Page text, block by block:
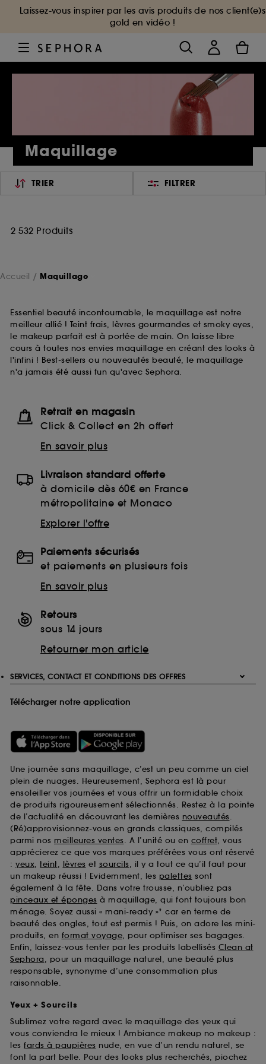
Laissez-vous inspirer par les avis produits de nos client(e)s
gold en vidéo !
Maquillage
TRIER FILTRER
2 532 Produits
Accueil Maquillage
Essentiel beauté incontournable, le maquillage est notre
meilleur allié ! Teint frais, lèvres gourmandes et smoky eyes,
le makeup parfait est à portée de main. On laisse libre
cours à toutes nos envies maquillage en créant des looks à
l'infini ! Best-sellers ou nouveautés beauté, le maquillage
n'a jamais été aussi fun qu'avec Sephora.
Retrait en magasin
Click & Collect en 2h offert
En savoir plus
Livraison standard offerte
à domicile dès 60€ en France
métropolitaine et Monaco
Explorer l'offre
Paiements sécurisés
et paiements en plusieurs fois
En savoir plus
Retours
sous 14 jours
Retourner mon article
SERVICES, CONTACT ET CONDITIONS DES OFFRES
Télécharger notre application
Une journée sans maquillage, c’est un peu comme un ciel
plein de nuages. Heureusement, Sephora est là pour
ensoleiller vos journées et vous offrir un formidable choix
de produits rigoureusement sélectionnés. Restez à la pointe
de l’actualité en découvrant les dernières nouveautés.
(Ré)approvisionnez-vous en grands classiques, compilés
parmi nos meilleures ventes. A l’unité ou en coffret, vous
apprécierez ce que vos marques préférées vous ont réservé
: yeux, teint, lèvres et sourcils, il y a tout ce qu’il faut pour
un makeup réussi ! Evidemment, les palettes sont
également à la fête. Dans votre trousse, n’oubliez pas
pinceaux et éponges à maquillage, qui font toujours bon
ménage. Soyez aussi « mani-ready »* car en terme de
beauté des ongles, tout est permis ! Puis, on adore les mini-
produits, en format voyage, pour optimiser ses bagages.
Enfin, laissez-vous tenter par les produits labellisés Clean at
Sephora, pour un maquillage naturel, une beauté plus
responsable, synonyme d’une consommation plus
raisonnable.
Yeux + Sourcils
Sublimez votre regard avec le maquillage des yeux qui
vous conviendra le mieux ! Ambiance makeup no makeup :
les fards à paupières nude, en vue d’un rendu naturel, se
font la part belle. Pour des looks plus recherchés, piochez